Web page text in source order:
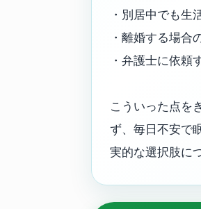
・別居中でも生
・離婚する場合
・弁護士に依頼
こういった点を
ず、毎日不安で
実的な選択肢に